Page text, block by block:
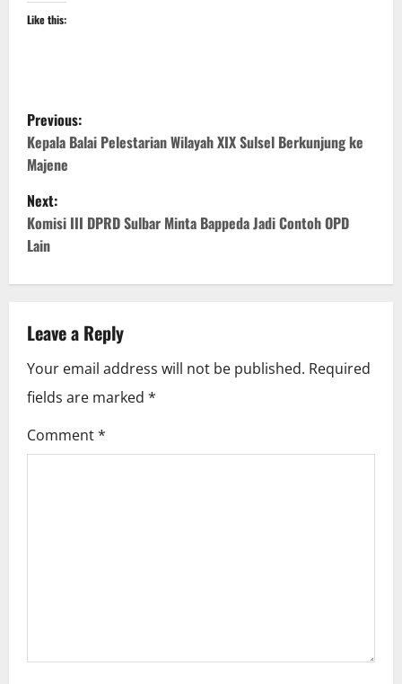
Like this:
P
o
s
t
n
v
i
g
a
Previous:
Kepala Balai Pelestarian Wilayah XIX Sulsel Berkunjung ke
Majene
Next:
Komisi III DPRD Sulbar Minta Bappeda Jadi Contoh OPD
Lain
Leave a Reply
Your email address will not be published. Required
fields are marked *
Comment*